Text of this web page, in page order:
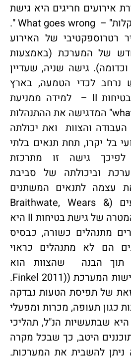
אירועים חריגים היא גישת
בטיחות I "למידה מתקלות" – What goes wrong ".
רטרוספקטיבי של האירוע
של המערכת (באמצעות
גישה שניה, שעדיין
לכדי הטמעה, בארץ
ובעולם, היא גישת בטיחות II – למידה ממניעת
טעות "what goes right" המדגישה את ההתנהלות
והצוות ואת יכולתה
בל יקרו, תחת תנאים בלתי
גישה זו מתרכזת
וביכולתה של סביבת
עצמה לתנאים המשתנים
ולמנוע את האירועים (Braithwate, Wears &
Hollangel, 2015). המטרה של גישת בטיחות II היא
מתנהלים כשורה, כבסיס
הם לא מתנהלים כראוי
תוך הבנה שהצוות הוא
המשאב הנדרש לגמישות המערכת ((Finkel 2011.
של תפיסת הטעות נבדקה
כגון תעופה, מכרות ומפעלי
שבתעשיות הנ"ל, תהליכי
היטב, כך שבכל מקרה
להשבית את המערכות.